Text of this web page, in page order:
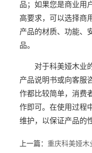
品；如果您是商业用
高要求，可以选择商
产品的材质、功能、
品。
对于科美娅木业
产品说明书或向客服
作都比较简单，消费
作即可。在使用过程
维护，以保证产品的
上一篇： 重庆科美娅木